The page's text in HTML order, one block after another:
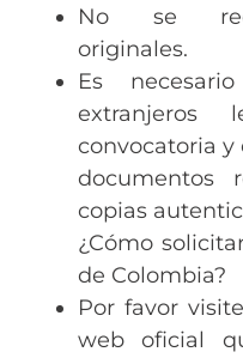
No se
originales.
Es
extranjeros
convocatoria y
documentos
copias
¿Cómo
de Colombia?
Por favor
web oficial